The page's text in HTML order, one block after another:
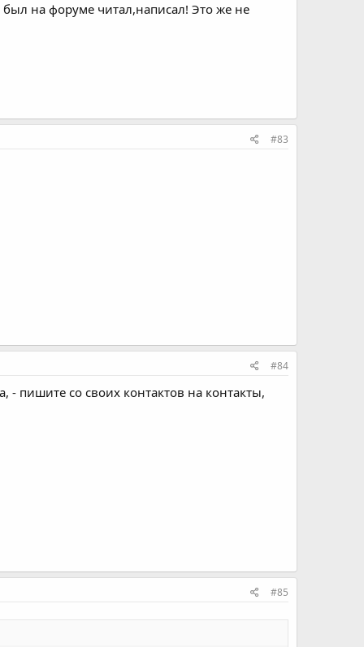
на форуме читал,написал! Это же не
#83
#84
- пишите со своих контактов на контакты,
#85